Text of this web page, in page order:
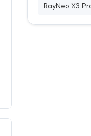
RayNeo X3